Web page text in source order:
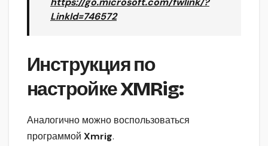
LinkId=746572
Инструкция по
настройке XMRig:
Аналогично можно воспользоваться
программой Xmrig.